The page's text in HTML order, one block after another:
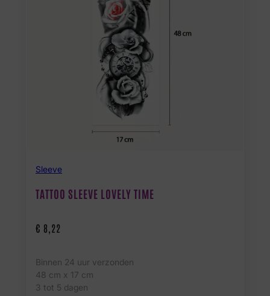
Sleeve
TATTOO SLEEVE LOVELY TIME
€ 8,22
Binnen 24 uur verzonden
48 cm x 17 cm
3 tot 5 dagen